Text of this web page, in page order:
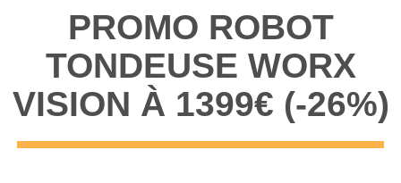
PROMO ROBOT
TONDEUSE WORX
VISION À 1399€ (-26%)